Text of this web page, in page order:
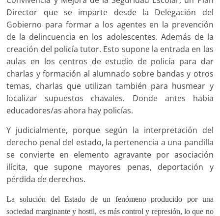
Director que se imparte desde la Delegación del
Gobierno para formar a los agentes en la prevención
de la delincuencia en los adolescentes. Además de la
creación del policía tutor. Esto supone la entrada en las
aulas en los centros de estudio de policía para dar
charlas y formación al alumnado sobre bandas y otros
temas, charlas que utilizan también para husmear y
localizar supuestos chavales. Donde antes había
educadores/as ahora hay policías.
Y judicialmente, porque según la interpretación del
derecho penal del estado, la pertenencia a una pandilla
se convierte en elemento agravante por asociación
ilícita, que supone mayores penas, deportación y
pérdida de derechos.
La solución del Estado de un fenómeno producido por una
sociedad marginante y hostil, es más control y represión, lo que no